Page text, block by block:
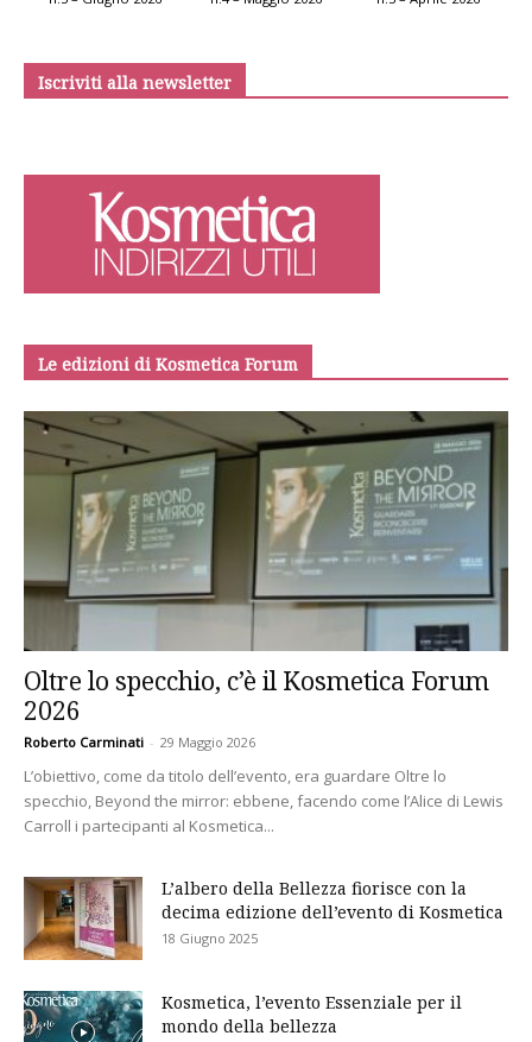
Iscriviti alla newsletter
Le edizioni di Kosmetica Forum
Oltre lo specchio, c’è il Kosmetica Forum
2026
Roberto Carminati - 29 Maggio 2026
L’obiettivo, come da titolo dell’evento, era guardare Oltre lo
specchio, Beyond the mirror: ebbene, facendo come l’Alice di Lewis
Carroll i partecipanti al Kosmetica...
L’albero della Bellezza fiorisce con la
decima edizione dell’evento di Kosmetica
18 Giugno 2025
Kosmetica, l’evento Essenziale per il
mondo della bellezza